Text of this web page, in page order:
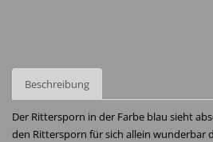
Beschreibung
Der Rittersporn in der Farbe blau sieht
den Rittersporn für sich allein wunderbar